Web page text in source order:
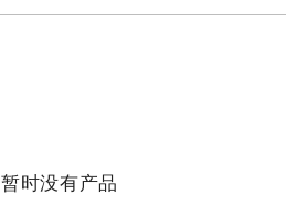
暂时没有产品